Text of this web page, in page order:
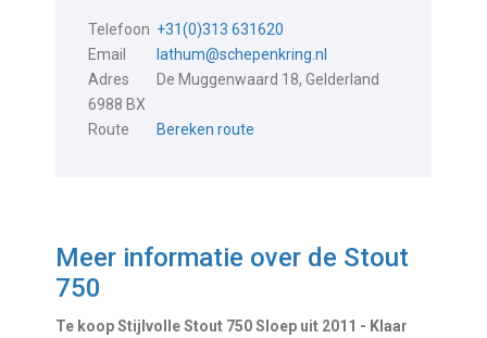
Telefoon +31(0)313 631620
Email
lathum@schepenkring.nl
Adres
De Muggenwaard 18, Gelderland
6988 BX
Route
Bereken route
Meer informatie over de Stout
750
Te koop Stijlvolle Stout 750 Sloep uit 2011 - Klaar